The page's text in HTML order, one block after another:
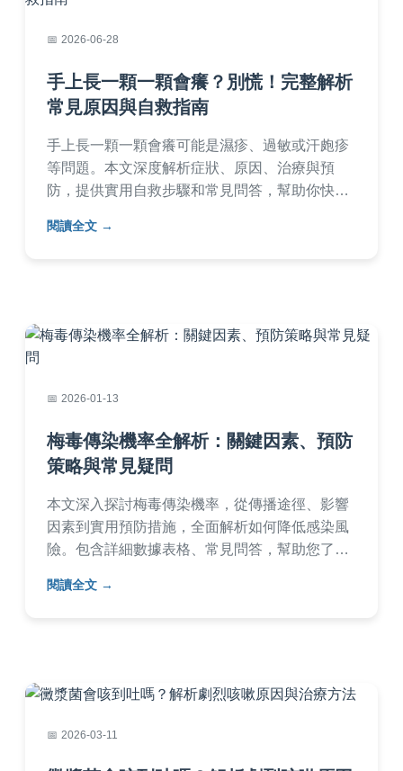
2026-06-28
手上長一顆一顆會癢？別慌！完整解析
常見原因與自救指南
手上長一顆一顆會癢可能是濕疹、過敏或汗皰疹
等問題。本文深度解析症狀、原因、治療與預
防，提供實用自救步驟和常見問答，幫助你快速
閱讀全文
2026-01-13
梅毒傳染機率全解析：關鍵因素、預防
策略與常見疑問
本文深入探討梅毒傳染機率，從傳播途徑、影響
因素到實用預防措施，全面解析如何降低感染風
險。包含詳細數據表格、常見問答，幫助您了解
心性健康的人士閱讀。
閱讀全文
2026-03-11